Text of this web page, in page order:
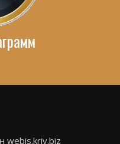
webis.kriv.biz